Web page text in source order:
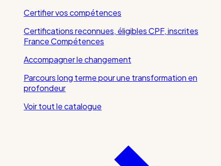
Certifier vos compétences
Certifications reconnues, éligibles CPF, inscrites
France Compétences
Accompagner le changement
Parcours long terme pour une transformation en
profondeur
Voir tout le catalogue